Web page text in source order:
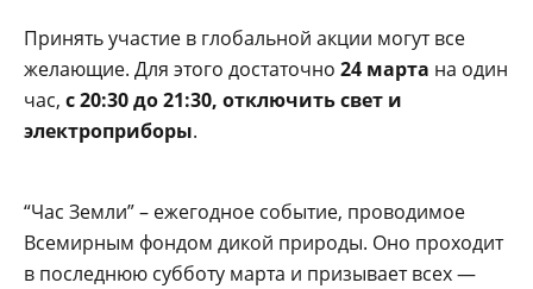
Принять участие в глобальной акции могут все
желающие. Для этого достаточно 24 марта на один
час, с 20:30 до 21:30, отключить свет и
электроприборы.
“Час Земли” – ежегодное событие, проводимое
Всемирным фондом дикой природы. Оно проходит
в последнюю субботу марта и призывает всех —